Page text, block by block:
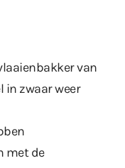
van
in zwaar weer
met de